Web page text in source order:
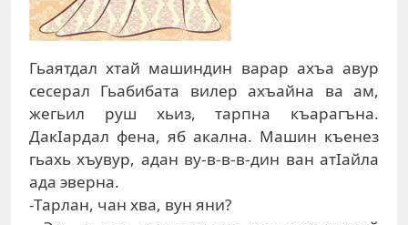
Гьаятдал хтай машиндин варар ахъа авур
сесерал Гьабибата вилер ахъайна ва ам,
жегьил руш хьиз, тарпна къарагъна.
ДакIардал фена, яб акална. Машин къенез
гьахь хъувур, адан ву-в-в-в-дин ван атIайла
ада эверна.
-Тарлан, чан хва, вун яни?